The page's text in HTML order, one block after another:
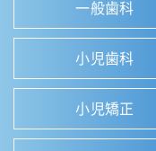
一般歯科
小児歯科
小児矯正